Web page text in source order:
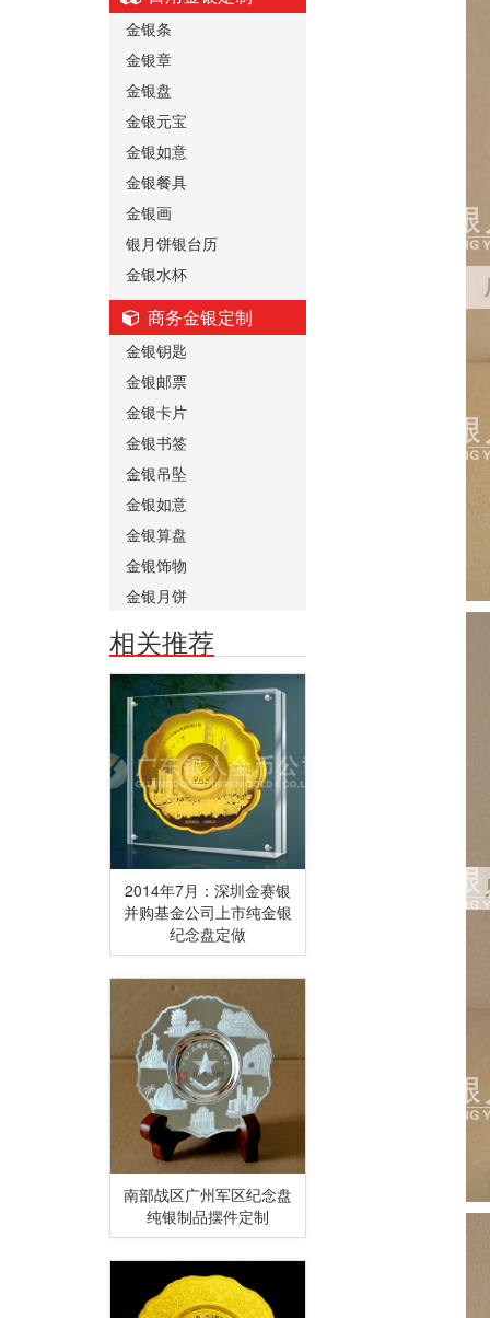
金银条
金银章
金银盘
金银元宝
金银如意
金银餐具
金银画
银月饼银台历
金银水杯
商务金银定制
金银钥匙
金银邮票
金银卡片
金银书签
金银吊坠
金银如意
金银算盘
金银饰物
金银月饼
相关推荐
2014年7月：深圳金赛银
并购基金公司上市纯金银
纪念盘定做
南部战区广州军区纪念盘
纯银制品摆件定制